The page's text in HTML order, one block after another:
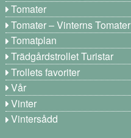
Tomater
Tomater – Vinterns Tomater
Tomatplan
Trädgårdstrollet Turistar
Trollets favoriter
Vår
Vinter
Vintersådd